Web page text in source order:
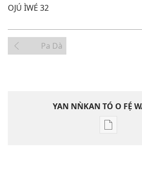
OJÚ ÌWÉ 32
Pa Dà
YAN NǸKAN TÓ O FẸ́
Bó